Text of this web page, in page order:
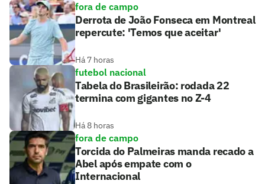
fora de campo
Derrota de João Fonseca em Montreal
repercute: 'Temos que aceitar'
Há 7 horas
futebol nacional
Tabela do Brasileirão: rodada 22
termina com gigantes no Z-4
Há 8 horas
fora de campo
Torcida do Palmeiras manda recado a
Abel após empate com o
Internacional